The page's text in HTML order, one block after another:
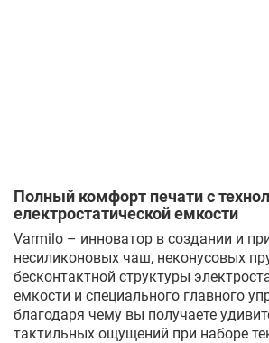
Полный комфорт печати с
електростатической емкости
Varmilo – инноватор в создании и
несиликоновых чаш, неконусовых
бесконтактной структуры
емкости и специального главного
благодаря чему вы получаете
тактильных ощущений при наборе